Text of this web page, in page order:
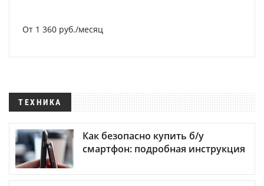
От 1 360 руб./месяц
ТЕХНИКА
Как безопасно купить б/у
смартфон: подробная инструкция